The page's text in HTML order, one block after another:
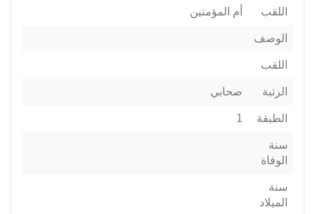
اللقب أم المؤمنين
الوصف
اللقب
الرتبة صحابي
الطبقة 1
سنة
الوفاة
سنة
الميلاد